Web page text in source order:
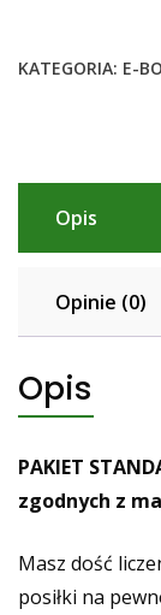
KATEGORIA: E-
Opis
Opinie (0)
Opis
PAKIET
zgodnych z
Masz dość
posiłki na